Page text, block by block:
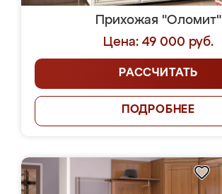
Прихожая "Оломит"
Цена: 49 000 руб.
РАССЧИТАТЬ
ПОДРОБНЕЕ